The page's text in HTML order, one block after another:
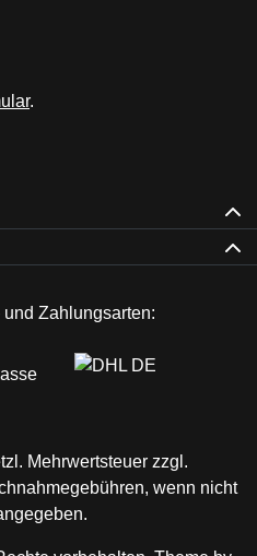
.
öffnet in neuem Tab (externer
– öffnet in neuem Tab
inspirieren – öffnet in neuem
öffnet in neuem Tab (externer
Zahlungsarten:
Mehrwertsteuer zzgl.
wenn nicht